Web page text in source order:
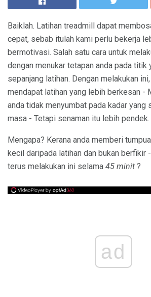
Baiklah. Latihan treadmill dapat
cepat, sebab itulah kami perlu bekerja
bermotivasi. Salah satu cara untuk
dengan menukar tetapan anda pada titik
sepanjang latihan. Dengan melakukan
mendapat latihan yang lebih berkesan -
anda tidak menyumbat pada kadar yang
masa - Tetapi senaman itu lebih pendek.
Mengapa? Kerana anda memberi
kecil daripada latihan dan bukan berfikir
terus melakukan ini selama 45 minit ?
ad